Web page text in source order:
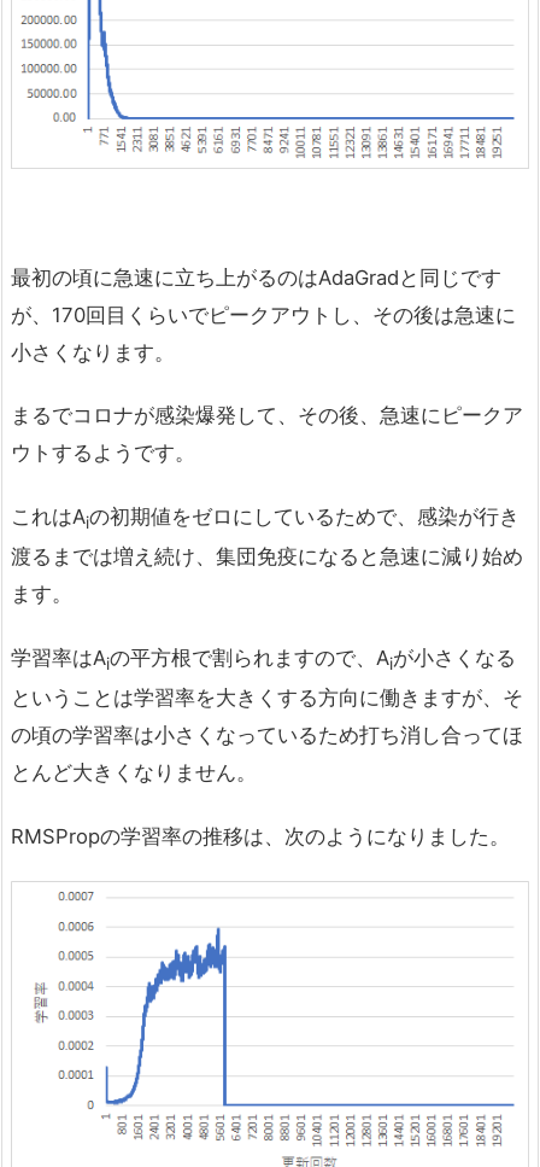
最初の頃に急速に立ち上がるのはAdaGradと同じです
が、170回目くらいでピークアウトし、その後は急速に
小さくなります。
まるでコロナが感染爆発して、その後、急速にピークア
ウトするようです。
これはAiの初期値をゼロにしているためで、感染が行き
渡るまでは増え続け、集団免疫になると急速に減り始め
ます。
学習率はAiの平方根で割られますので、Aiが小さくなる
ということは学習率を大きくする方向に働きますが、そ
の頃の学習率は小さくなっているため打ち消し合ってほ
とんど大きくなりません。
RMSPropの学習率の推移は、次のようになりました。